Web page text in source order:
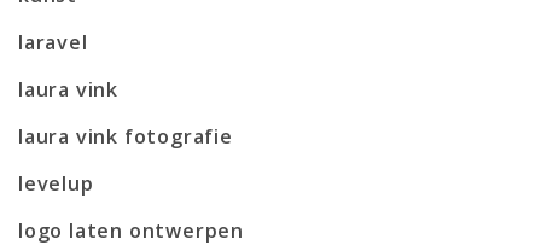
laravel
laura vink
laura vink fotografie
levelup
logo laten ontwerpen